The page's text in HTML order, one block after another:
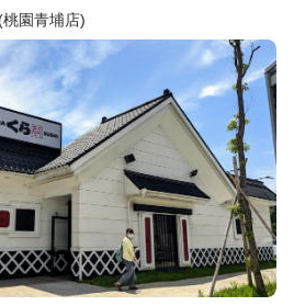
園青埔店)